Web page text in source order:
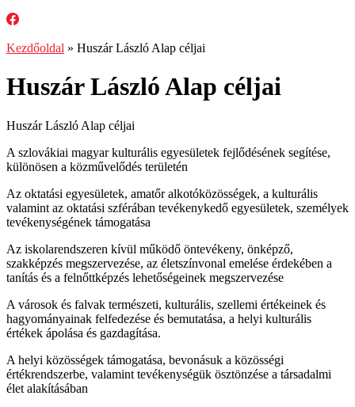
Kezdőoldal » Huszár László Alap céljai
Huszár László Alap céljai
Huszár László Alap céljai
A szlovákiai magyar kulturális egyesületek fejlődésének segítése,
különösen a közművelődés területén
Az oktatási egyesületek, amatőr alkotóközösségek, a kulturális
valamint az oktatási szférában tevékenykedő egyesületek, személyek
tevékenységének támogatása
Az iskolarendszeren kívül működő öntevékeny, önképző,
szakképzés megszervezése, az életszínvonal emelése érdekében a
tanítás és a felnőttképzés lehetőségeinek megszervezése
A városok és falvak természeti, kulturális, szellemi értékeinek és
hagyományainak felfedezése és bemutatása, a helyi kulturális
értékek ápolása és gazdagítása.
A helyi közösségek támogatása, bevonásuk a közösségi
értékrendszerbe, valamint tevékenységük ösztönzése a társadalmi
élet alakításában